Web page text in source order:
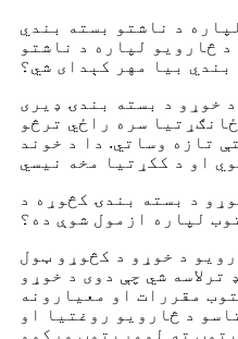
د ناشتو بسته بندي
څارویو لپاره د ناشتو
بندي بیا مهر کېدای شي؟
خوړو د بسته بندۍ ډیری
سره راځي ترڅو
تازه وساتي. دا د خوند
د بسته بندۍ کڅوړه د
لپاره ازمول شوې ده؟
د خوړو د کڅوړو ټول
شي چې دوی د خوړو
مقررات او معیارونه
د څارویو روغتیا او